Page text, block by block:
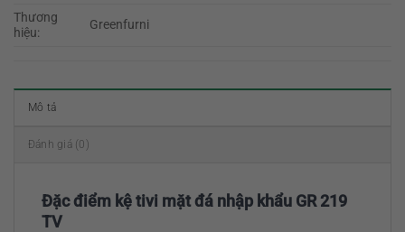
Thương
hiệu:
Greenfurni
Mô tả
Đánh giá (0)
Đặc điểm kệ tivi mặt đá nhập khẩu GR 219
TV